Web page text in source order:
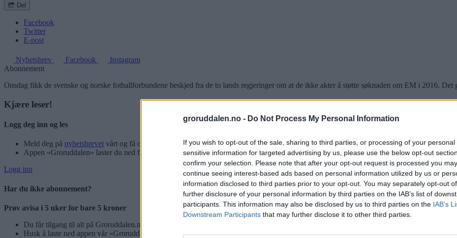
groruddalen.no - Do Not Process My Personal Information
If you wish to opt-out of the sale, sharing to third parties, or processing of your personal
sensitive information for targeted advertising by us, please use the below opt-out
confirm your selection. Please note that after your opt-out request is processed you may
continue seeing interest-based ads based on personal information utilized by us or
information disclosed to third parties prior to your opt-out. You may separately opt-out
further disclosure of your personal information by third parties on the IAB’s list of
participants. This information may also be disclosed by us to third parties on the IAB’s
Downstream Participants that may further disclose it to other third parties.
Del
Facebook
Twitter
E-post
Nyhetsbrev Facebook
Instagram
Abonnement
Onsdag fikk de svenske og norske fotballforbundene beskjed fra de to lands regjeringer om at de ikke akter å støtte søknaden om EM i 2016.
Kjære leser!
Logg deg inn og les
Meld deg på nyhetsbrevet vårt og få oppdateringer rett i innboksen.
Appen «Groruddalen» laster du ned fra App Store og Google Play
Logg inn
Har du ikke abonnement?
Prøv avisa i 5 uker for bare 5 kroner
Du får tilgang til alt på Groruddalen.no – også eAvisen vår!
Husk å laste ned appen vår «Groruddalen» for best mulig leseopplevelse.